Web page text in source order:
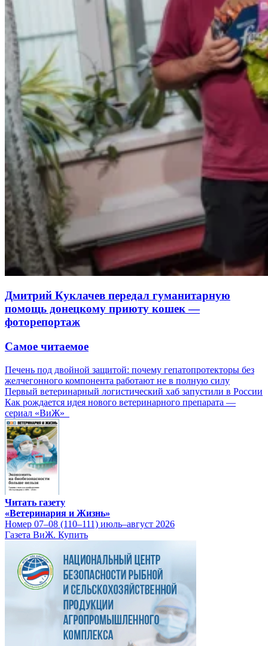
Дмитрий Куклачев передал гуманитарную
помощь донецкому приюту кошек —
фоторепортаж
Самое читаемое
Печень под двойной защитой: почему гепатопротекторы без
желчегонного компонента работают не в полную силу
Первый ветеринарный логистический хаб запустили в России
Как рождается идея нового ветеринарного препарата —
сериал «ВиЖ»
Читать газету
«Ветеринария и Жизнь»
Номер 07–08 (110–111) июль–август 2026
Газета ВиЖ. Купить